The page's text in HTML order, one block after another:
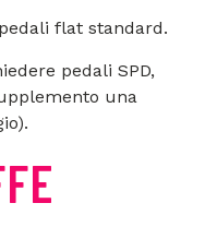
flat standard.
pedali SPD,
una